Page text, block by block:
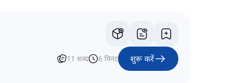
11 शब्द 6 मिनट शुरू करें